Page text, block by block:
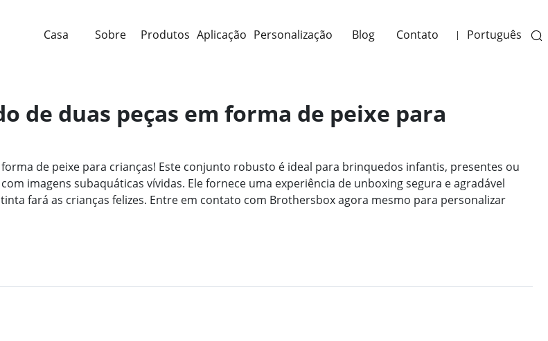
Casa Sobre Produtos Aplicação Personalização Blog Contato | Português
de duas peças em forma de peixe para
de peixe para crianças! Este conjunto robusto é ideal para brinquedos infantis, presentes ou
imagens subaquáticas vívidas. Ele fornece uma experiência de unboxing segura e agradável
fará as crianças felizes. Entre em contato com Brothersbox agora mesmo para personalizar